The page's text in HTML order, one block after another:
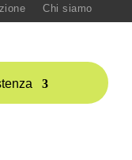
Chi siamo